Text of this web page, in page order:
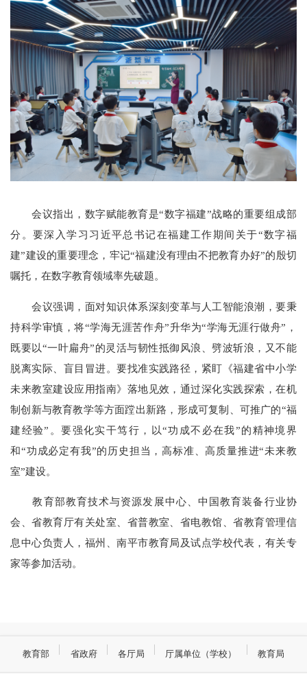
会议指出，数字赋能教育是“数字福建”战略的重要组成部
分。要深入学习习近平总书记在福建工作期间关于“数字福
建”建设的重要理念，牢记“福建没有理由不把教育办好”的殷切
嘱托，在数字教育领域率先破题。
会议强调，面对知识体系深刻变革与人工智能浪潮，要秉
持科学审慎，将“学海无涯苦作舟”升华为“学海无涯行做舟”，
既要以“一叶扁舟”的灵活与韧性抵御风浪、劈波斩浪，又不能
脱离实际、盲目冒进。要找准实践路径，紧盯《福建省中小学
未来教室建设应用指南》落地见效，通过深化实践探索，在机
制创新与教育教学等方面蹚出新路，形成可复制、可推广的“福
建经验”。要强化实干笃行，以“功成不必在我”的精神境界
和“功成必定有我”的历史担当，高标准、高质量推进“未来教
室”建设。
教育部教育技术与资源发展中心、中国教育装备行业协
会、省教育厅有关处室、省普教室、省电教馆、省教育管理信
息中心负责人，福州、南平市教育局及试点学校代表，有关专
家等参加活动。
教育部 省政府 各厅局 厅属单位（学校） 教育局